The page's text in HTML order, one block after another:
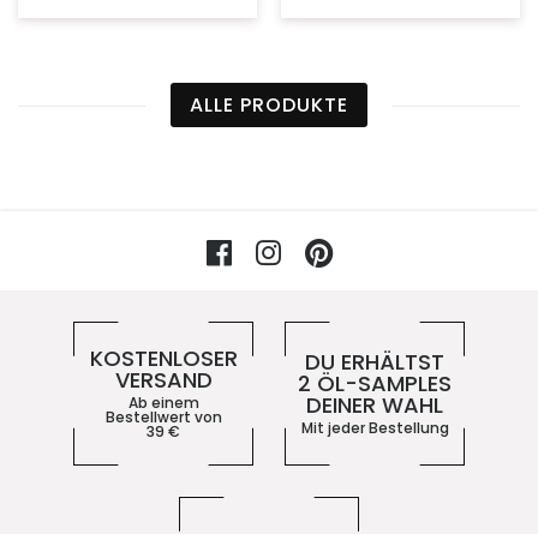
ALLE PRODUKTE
FacebookInstagram
KOSTENLOSER
VERSAND
Ab einem
Bestellwert von
39 €
DU ERHÄLTST
2 ÖL-SAMPLES
DEINER WAHL
Mit jeder Bestellung